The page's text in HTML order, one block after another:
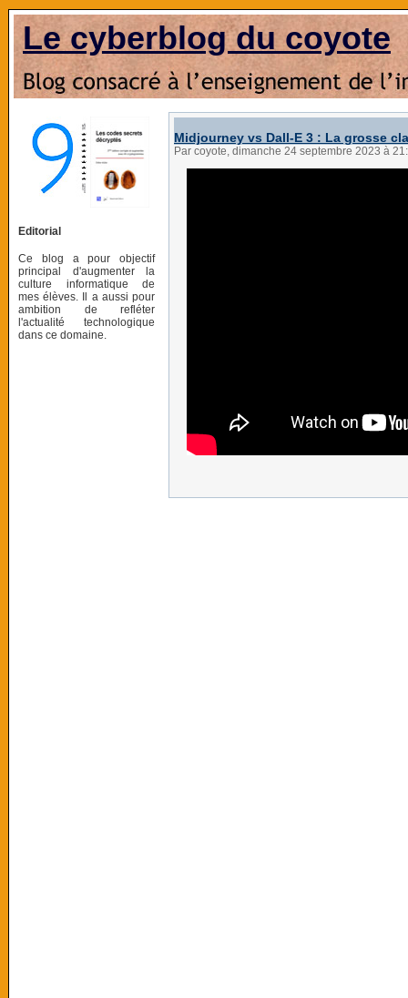
Le cyberblog du coyote
Editorial
Ce blog a pour objectif
principal d'augmenter la
culture informatique de
mes élèves. Il a aussi pour
ambition de refléter
l'actualité technologique
dans ce domaine.
Midjourney vs Dall-E 3 : La grosse
Par coyote, dimanche 24 septembre 2023 à